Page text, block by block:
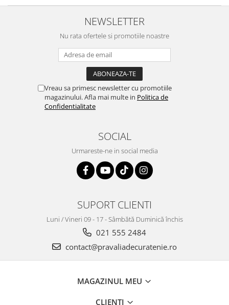
NEWSLETTER
Nu rata ofertele si promotiile noastre
Vreau sa primesc newsletter cu promotiile
magazinului. Afla mai multe in Politica de
Confidentialitate
SOCIAL
Urmareste-ne in social media
SUPORT CLIENTI
Luni / Vineri 09 - 17 - Sâmbătă Duminică închis
021 555 2484
contact@pravaliadecuratenie.ro
MAGAZINUL MEU
CLIENTI